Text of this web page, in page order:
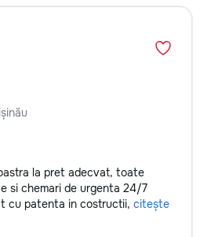
la pret adecvat, toate
si chemari de urgenta 24/7
cu patenta in costructii, citește